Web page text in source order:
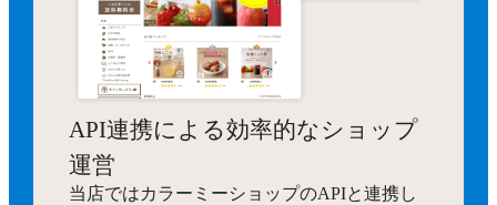
API連携による効率的なショップ
運営
当店ではカラーミーショップのAPIと連携し